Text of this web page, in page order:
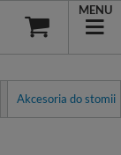
MENU
Akcesoria do stomii